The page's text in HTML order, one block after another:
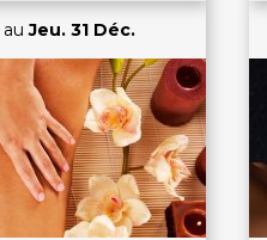
auJeu. 31 Déc.